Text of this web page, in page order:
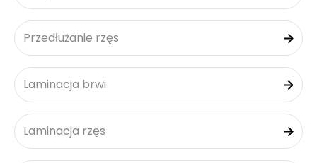
Przedłużanie rzęs
Laminacja brwi
Laminacja rzęs